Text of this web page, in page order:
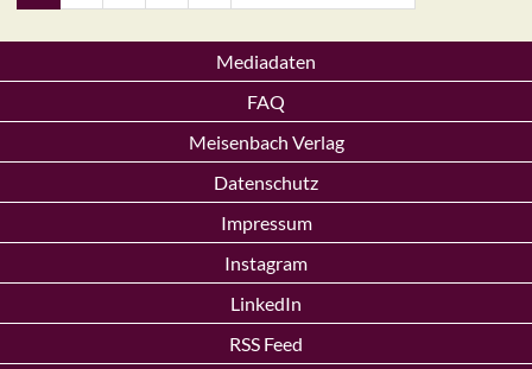
Mediadaten
FAQ
Meisenbach Verlag
Datenschutz
Impressum
Instagram
LinkedIn
RSS Feed